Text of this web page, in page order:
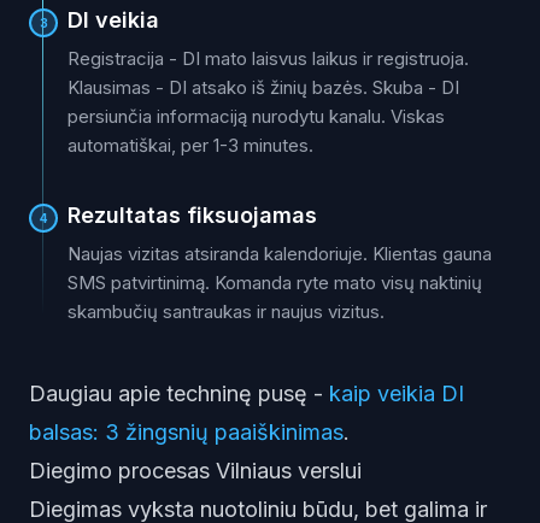
3 DI veikia
Registracija - DI mato laisvus laikus ir registruoja.
Klausimas - DI atsako iš žinių bazės. Skuba - DI
persiunčia informaciją nurodytu kanalu. Viskas
automatiškai, per 1-3 minutes.
4 Rezultatas fiksuojamas
Naujas vizitas atsiranda kalendoriuje. Klientas gauna
SMS patvirtinimą. Komanda ryte mato visų naktinių
skambučių santraukas ir naujus vizitus.
Daugiau apie techninę pusę - kaip veikia DI
balsas: 3 žingsnių paaiškinimas.
Diegimo procesas Vilniaus verslui
Diegimas vyksta nuotoliniu būdu, bet galima ir